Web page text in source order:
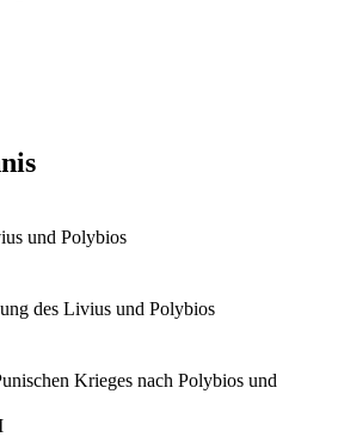
und Polybios
des Livius und Polybios
Krieges nach Polybios und